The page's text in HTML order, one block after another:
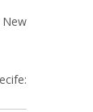
New